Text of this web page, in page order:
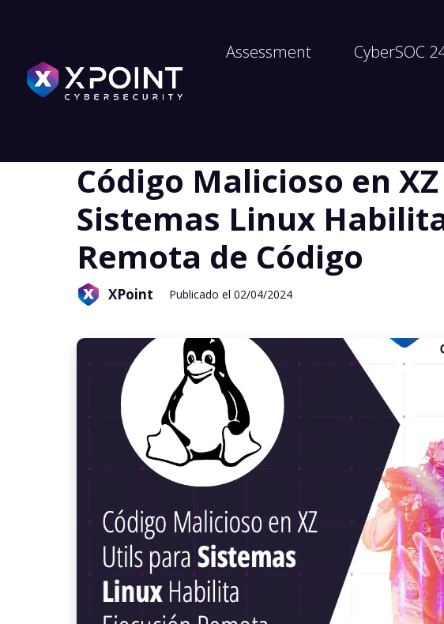
Assessment CyberSOC
Código Malicioso en
Sistemas Linux
Remota de Código
XPoint Publicado el 02/04/2024